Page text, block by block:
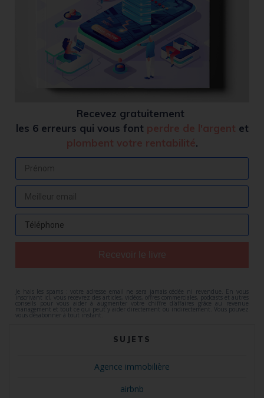
Recevez gratuitement
les 6 erreurs qui vous font perdre de l'argent et
plombent votre rentabilité.
Recevoir le livre
Je hais les spams : votre adresse email ne sera jamais cédée ni revendue. En vous
inscrivant ici, vous recevrez des articles, vidéos, offres commerciales, podcasts et autres
conseils pour vous aider à augmenter votre chiffre d'affaires grâce au revenue
management et tout ce qui peut y aider directement ou indirectement. Vous pouvez
vous désabonner à tout instant.
SUJETS
Agence immobilière
airbnb